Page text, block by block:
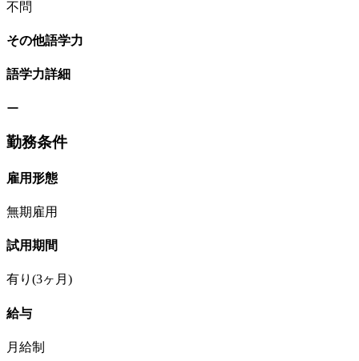
不問
その他語学力
語学力詳細
ー
勤務条件
雇用形態
無期雇用
試用期間
有り(3ヶ月)
給与
月給制